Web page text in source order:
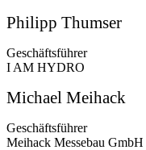
Philipp Thumser
Geschäftsführer
I AM HYDRO
Michael Meihack
Geschäftsführer
Meihack Messebau GmbH